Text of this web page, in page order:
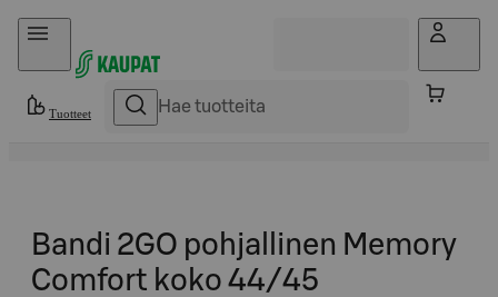
Hyppää sisältöön
Tuotteet
Bandi 2GO pohjallinen Memory
Comfort koko 44/45